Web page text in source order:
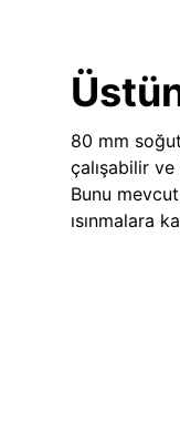
80 mm
çalışabilir ve
Bunu
ısınmalara